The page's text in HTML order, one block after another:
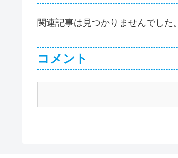
関連記事は見つかりませんでした。
コメント